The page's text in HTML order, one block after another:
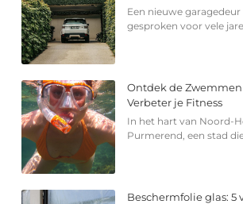
Een nieuwe
gesproken voor vele
Ontdek de
Verbeter je Fitness
In het hart van Noord-
Purmerend, een stad
Beschermfolie glas: 5